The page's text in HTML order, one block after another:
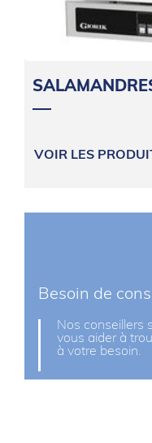
VOIR LES
Besoin de
Nos conseillers
vous aider à
à votre besoin.